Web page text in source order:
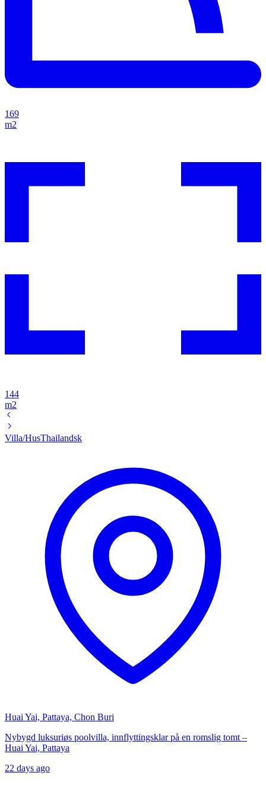
169
m2
144
m2
Villa/HusThailandsk
Huai Yai, Pattaya, Chon Buri
Nybygd luksuriøs poolvilla, innflyttingsklar på en romslig tomt –
Huai Yai, Pattaya
22 days ago